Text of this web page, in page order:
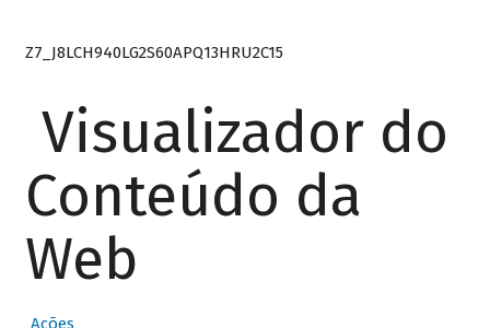
Z7_J8LCH940LG2S60APQ13HRU2C15
Visualizador do
Conteúdo da
Web